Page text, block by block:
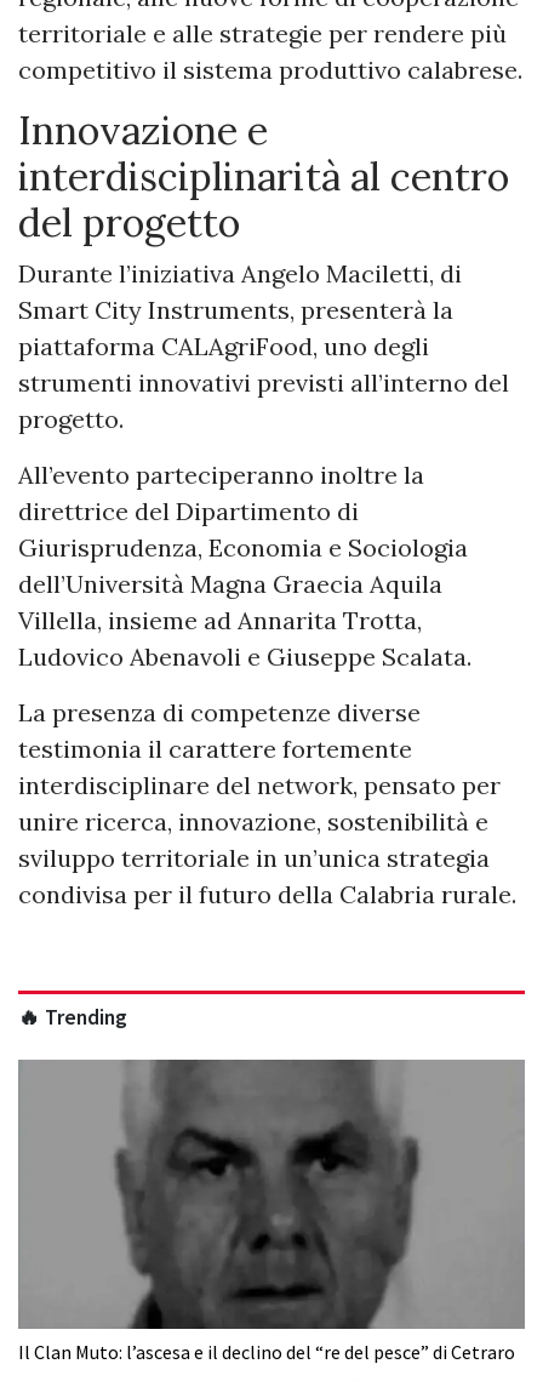
territoriale e alle strategie per rendere più
competitivo il sistema produttivo calabrese.
Innovazione e
interdisciplinarità al centro
del progetto
Durante l’iniziativa Angelo Maciletti, di
Smart City Instruments, presenterà la
piattaforma CALAgriFood, uno degli
strumenti innovativi previsti all’interno del
progetto.
All’evento parteciperanno inoltre la
direttrice del Dipartimento di
Giurisprudenza, Economia e Sociologia
dell’Università Magna Graecia Aquila
Villella, insieme ad Annarita Trotta,
Ludovico Abenavoli e Giuseppe Scalata.
La presenza di competenze diverse
testimonia il carattere fortemente
interdisciplinare del network, pensato per
unire ricerca, innovazione, sostenibilità e
sviluppo territoriale in un’unica strategia
condivisa per il futuro della Calabria rurale.
🔥 Trending
Il Clan Muto: l’ascesa e il declino del “re del pesce” di Cetraro